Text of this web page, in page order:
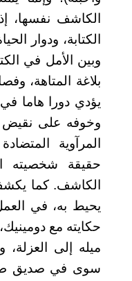
الكاشف نفسها،
الكتابة، ودوار
وبين الأمل في
بلاغة المتاهة،
يؤدي دورا هاما
وخوفه على نقيض
المرآوية
حقيقة شخصيته
الكاشف. كما
يحيط به، في
حكايته مع
ميله إلى
سوى في صديق